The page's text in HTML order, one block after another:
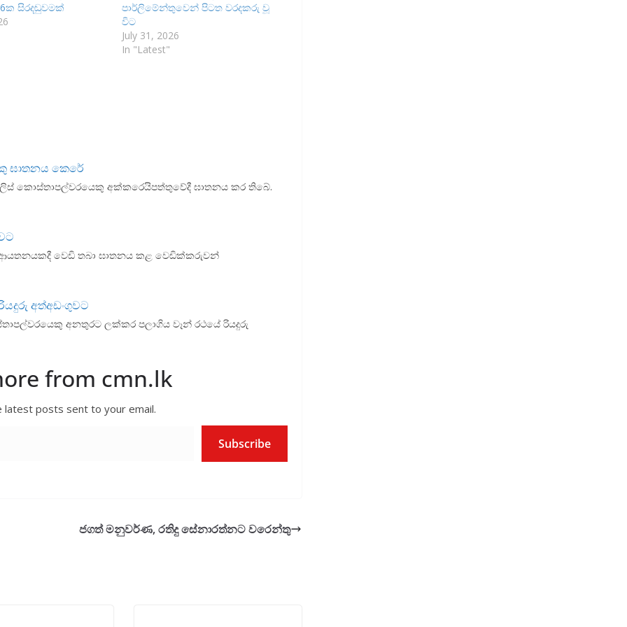
සිරදඬුවමක්
පාර්ලිමේන්තුවෙන් පිටත වරදකරු වූ
විට
July 31, 2026
In "Latest"
ඝාතනය කෙරේ
කොස්තාපල්වරයෙකු අක්කරෙයිපත්තුවේදී ඝාතනය කර තිබේ.
වෙඩි තබා ඝාතනය කළ ‌වෙඩික්කරුවන්
අත්අඩංගුවට
අනතුරට ලක්කර පලාගිය වෑන් රථයේ රියදුරු
from cmn.lk
latest posts sent to your email.
Subscribe
ජගත් මනු­වර්ණ, රතිදු සේනා­රත්නට වරෙන්තු